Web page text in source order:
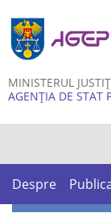
MINISTERUL
AGENȚIA DE STAT
Despre